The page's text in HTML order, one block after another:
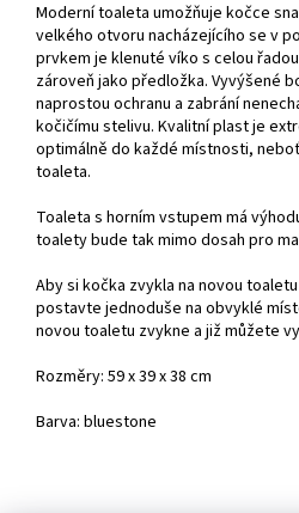
Moderní toaleta umožňuje kočce
velkého otvoru nacházejícího se v
prvkem je klenuté víko s celou
zároveň jako předložka. Vyvýšené
naprostou ochranu a zabrání
kočičímu stelivu. Kvalitní plast je
optimálně do každé místnosti,
toaleta.
Toaleta s horním vstupem má
toalety bude tak mimo dosah pro
Aby si kočka zvykla na novou
postavte jednoduše na obvyklé
novou toaletu zvykne a již můžete
Rozměry: 59 x 39 x 38 cm
Barva: bluestone